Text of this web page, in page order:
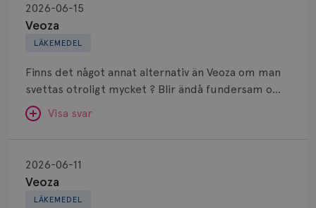
SVAR:
Hej. Det går bra att kombinera dessa 3 preparat.
Anne Andersson
ÖVERLÄKARE OCH DIAGNOSANSVARIG
Universitetssjukhus i Umeå.
LÄKEMEDEL
Veoza
2026-06-15
Finns det något annat alternativ än Veoza om man
svettas otroligt mycket ? Blir ändå fundersam om
det inte är testat?
Visa svar
SVAR:
Hej, Man kan testa venlafaxin i låg dos
(antidepressiv medicin), akupunktur, fysisk
LÄKEMEDEL
Veoza
2026-06-11